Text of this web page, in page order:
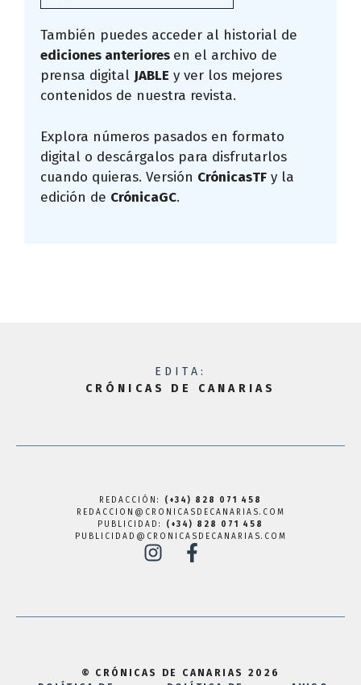
También puedes acceder al historial de
ediciones anteriores en el archivo de
prensa digital JABLE y ver los mejores
contenidos de nuestra revista.
Explora números pasados en formato
digital o descárgalos para disfrutarlos
cuando quieras. Versión CrónicasTF y la
edición de CrónicaGC.
EDITA:
CRÓNICAS DE CANARIAS
REDACCIÓN: (+34) 828 071 458
REDACCION@CRONICASDECANARIAS.COM
PUBLICIDAD: (+34) 828 071 458
PUBLICIDAD@CRONICASDECANARIAS.COM
© CRÓNICAS DE CANARIAS 2026